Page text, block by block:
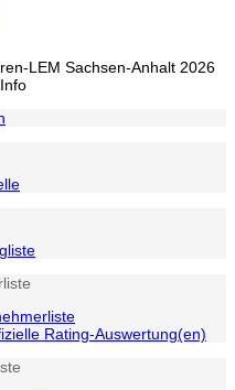
LEM Sachsen-Anhalt 2026
Rating-Auswertung(en)